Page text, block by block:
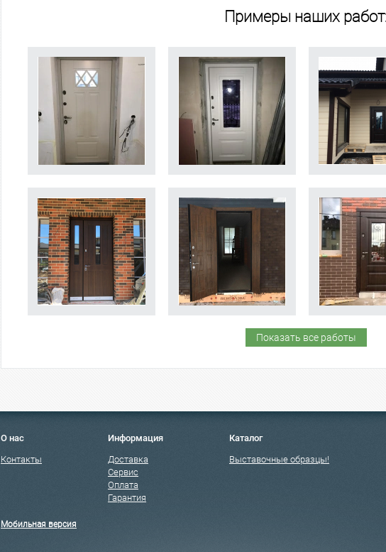
Примеры наших
Показать все работы
О нас
Контакты
Информация
Доставка
Сервис
Оплата
Гарантия
Каталог
Выставочные образцы!
Мобильная версия